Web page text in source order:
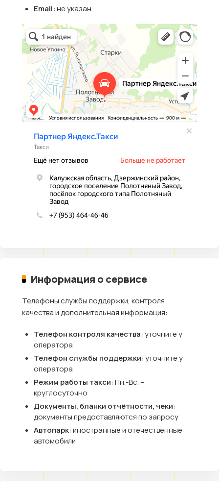
Email:не указан
Информация о сервисе
Телефоны службы поддержки, контроля
качества и дополнительная информация:
Телефон контроля качества:уточните у
оператора
Телефон службы поддержки:уточните у
оператора
Режим работы такси:Пн.-Вс. –
круглосуточно
Документы, бланки отчётности, чеки:
документы предоставляются по запросу
Автопарк:иностранные и отечественные
автомобили